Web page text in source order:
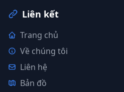
Liên kết
Trang chủ
Về chúng tôi
Liên hệ
Bản đồ